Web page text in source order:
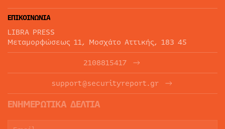
ΕΠΙΚΟΙΝΩΝΙΑ
LIBRA PRESS
Μεταμορφώσεως 11, Μοσχάτο Αττικής, 183 45
2108815417
support@securityreport.gr
ΕΝΗΜΕΡΩΤΙΚΑ ΔΕΛΤΙΑ